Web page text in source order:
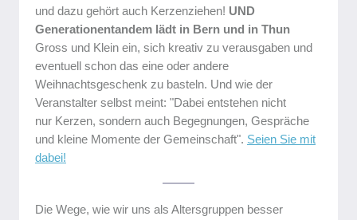
und dazu gehört auch Kerzenziehen! UND
Generationentandem lädt in Bern und in Thun
Gross und Klein ein, sich kreativ zu verausgaben und
eventuell schon das eine oder andere
Weihnachtsgeschenk zu basteln. Und wie der
Veranstalter selbst meint: "Dabei entstehen nicht
nur Kerzen, sondern auch Begegnungen, Gespräche
und kleine Momente der Gemeinschaft". Seien Sie mit
dabei!
Die Wege, wie wir uns als Altersgruppen besser